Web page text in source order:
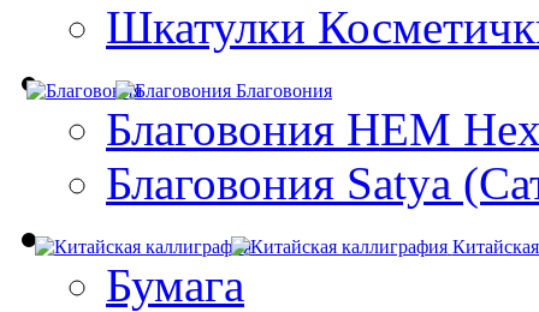
Шкатулки
Благовония
Благовония HEM
Благовония Satya
Бумага